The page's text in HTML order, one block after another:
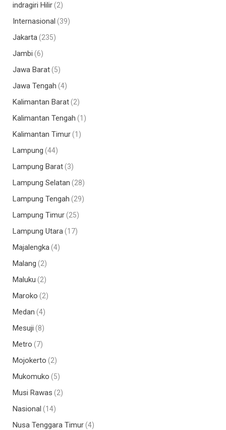
indragiri Hilir(2)
Internasional (39)
Jakarta(235)
Jambi (6)
Jawa Barat(5)
Jawa Tengah (4)
Kalimantan Barat(2)
Kalimantan Tengah (1)
Kalimantan Timur(1)
Lampung (44)
Lampung Barat(3)
Lampung Selatan (28)
Lampung Tengah (29)
Lampung Timur(25)
Lampung Utara(17)
Majalengka(4)
Malang (2)
Maluku (2)
Maroko (2)
Medan (4)
Mesuji (8)
Metro (7)
Mojokerto (2)
Mukomuko (5)
Musi Rawas (2)
Nasional (14)
Nusa Tenggara Timur(4)